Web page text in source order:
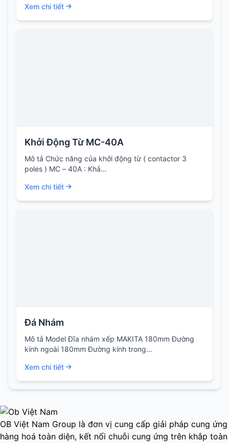
Xem chi tiết
Khởi Động Từ MC-40A
Mô tả Chức năng của khởi động từ ( contactor 3
poles ) MC – 40A : Khả…
Xem chi tiết
Đá Nhám
Mô tả Model Đĩa nhám xếp MAKITA 180mm Đường
kính ngoài 180mm Đường kính trong…
Xem chi tiết
OB Việt Nam Group là đơn vị cung cấp giải pháp cung ứng
hàng hoá toàn diện, kết nối chuỗi cung ứng trên khắp toàn